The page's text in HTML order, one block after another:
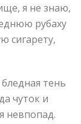
я не знаю,
рубаху
сигарету,
тень
чуток и
невпопад.